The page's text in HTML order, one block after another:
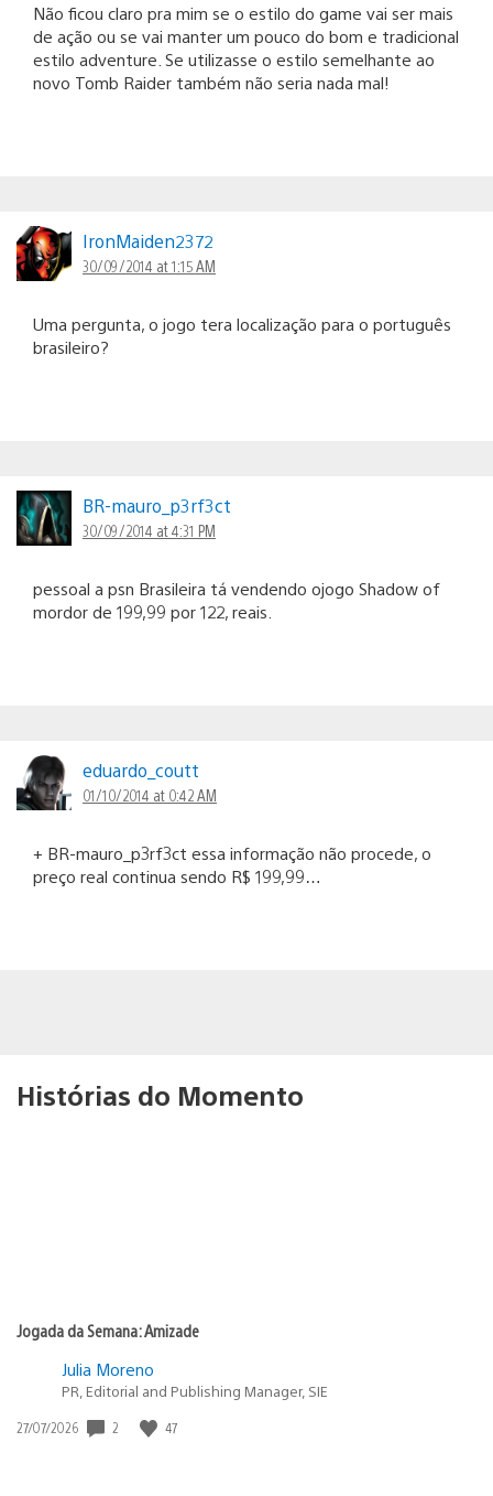
Não ficou claro pra mim se o estilo do game vai ser mais
de ação ou se vai manter um pouco do bom e tradicional
estilo adventure. Se utilizasse o estilo semelhante ao
novo Tomb Raider também não seria nada mal!
IronMaiden2372
30/09/2014 at 1:15 AM
Uma pergunta, o jogo tera localização para o português
brasileiro?
BR-mauro_p3rf3ct
30/09/2014 at 4:31 PM
pessoal a psn Brasileira tá vendendo ojogo Shadow of
mordor de 199,99 por 122, reais.
eduardo_coutt
01/10/2014 at 0:42 AM
+ BR-mauro_p3rf3ct essa informação não procede, o
preço real continua sendo R$ 199,99…
Histórias do Momento
Jogada da Semana: Amizade
Julia Moreno
PR, Editorial and Publishing Manager, SIE
Data
27/07/2026 2 47